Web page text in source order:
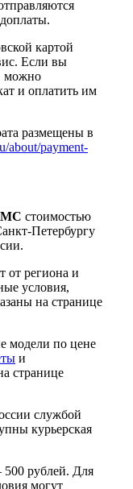
картой
Если вы
можно
и оплатить им
размещены в
about/payment-
стоимостью
Петербургу
от региона и
условия,
на странице
модели по цене
и
странице
службой
курьерская
500 рублей. Для
могут